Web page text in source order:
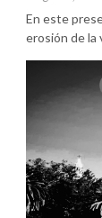
En este
erosión de la